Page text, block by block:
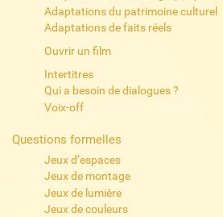
Adaptations du patrimoine culturel
Adaptations de faits réels
Ouvrir un film
Intertitres
Qui a besoin de dialogues ?
Voix-off
Questions formelles
Jeux d’espaces
Jeux de montage
Jeux de lumière
Jeux de couleurs